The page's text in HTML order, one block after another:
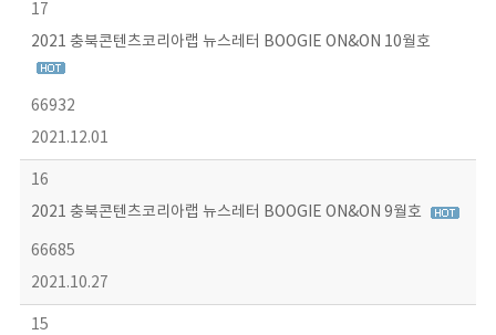
17
2021 충북콘텐츠코리아랩 뉴스레터 BOOGIE ON&ON 10월호
66932
2021.12.01
16
2021 충북콘텐츠코리아랩 뉴스레터 BOOGIE ON&ON 9월호
66685
2021.10.27
15